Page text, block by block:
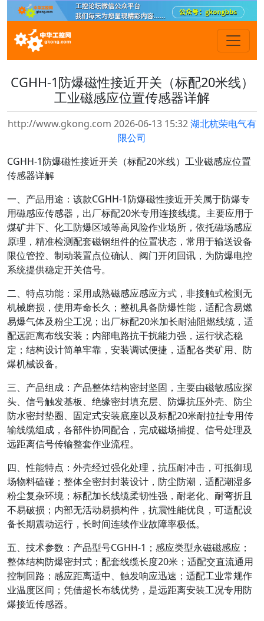
CGHH-1防爆磁性接近开关（标配20米线）
工业磁感应位置传感器详解
http://www.gkong.com 2026-06-13 15:32湖北杭荣电气有
限公司
CGHH-1防爆磁性接近开关（标配20米线）工业磁感应位置
传感器详解
一、产品用途：该款CGHH-1防爆磁性接近开关属于防爆专
用磁感应传感器，出厂标配20米专用连接线缆。主要应用于
煤矿井下、化工防爆区域等高风险作业场所，依托磁场感应
原理，精准检测配套磁钢组件的位置状态，常用于输送设备
限位管控、制动装置点位确认、阀门开闭回讯，为防爆电控
系统提供稳定开关信号。
二、特点功能：采用成熟磁感应感应方式，非接触式检测无
机械磨损，使用寿命长久；整机具备防爆性能，适配含易燃
易爆气体及粉尘工况；出厂标配20米加长耐油阻燃线缆，适
配远距离布线安装；内部电路抗干扰能力强，运行状态稳
定；结构设计简单牢靠，安装调试便捷，适配各类矿用、防
爆机械设备。
三、产品组成：产品整体结构密封坚固，主要由磁敏感应探
头、信号触发基板、绝缘密封填充层、防爆抗压外壳、防尘
防水密封垫圈、固定式安装底座以及标配20米耐拉扯专用传
输线缆组成，各部件协同配合，完成磁场捕捉、信号处理及
远距离信号传输整套作业流程。
四、性能特点：外壳经过强化处理，抗压耐冲击，可抵御现
场物料磕碰；整体全密封封装设计，防尘防潮，适配潮湿多
粉尘复杂环境；标配加长线缆柔韧性强，耐老化、耐弯折且
不易破损；内部无活动易损构件，抗震性能优良，可适配设
备长期震动运行，长时间连续作业故障率极低。
五、技术参数：产品型号CGHH-1；感应类型永磁磁感应；
整体结构防爆密封式；配套线缆长度20米；适配交直流通用
控制回路；感应距离适中、触发响应迅速；适配工业常规作
业温度区间；凭借超长布线优势，是远距离安装工况专用防
爆接近传感器。